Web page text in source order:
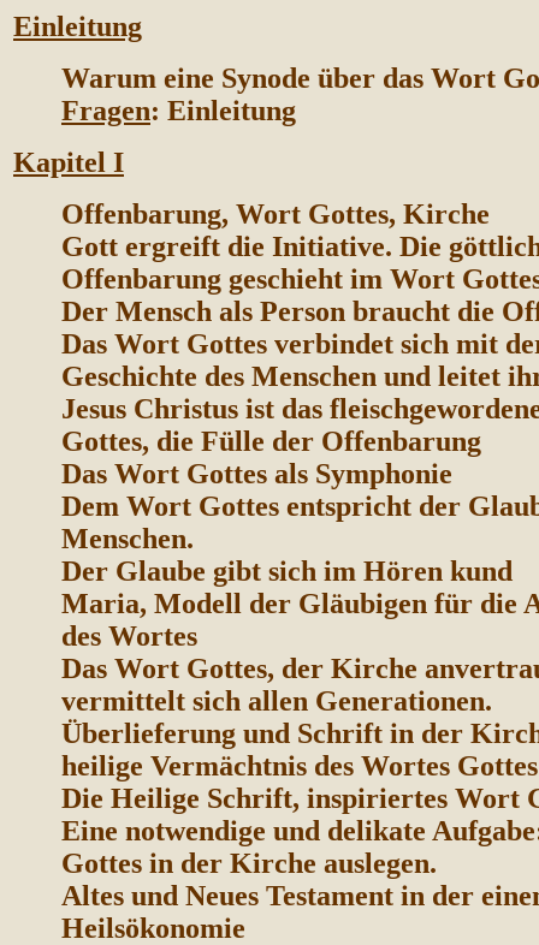
Einleitung
Warum eine Synode über das Wort
Fragen: Einleitung
Kapitel I
Offenbarung, Wort Gottes, Kirche
Gott ergreift die Initiative. Die
Offenbarung geschieht im Wort
Der Mensch als Person braucht die
Das Wort Gottes verbindet sich mit
Geschichte des Menschen und leitet
Jesus Christus ist das
Gottes, die Fülle der Offenbarung
Das Wort Gottes als Symphonie
Dem Wort Gottes entspricht der
Menschen.
Der Glaube gibt sich im Hören kund
Maria, Modell der Gläubigen für die
des Wortes
Das Wort Gottes, der Kirche
vermittelt sich allen Generationen.
Überlieferung und Schrift in der
heilige Vermächtnis des Wortes
Die Heilige Schrift, inspiriertes Wort
Eine notwendige und delikate
Gottes in der Kirche auslegen.
Altes und Neues Testament in der
Heilsökonomie